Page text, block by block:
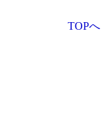
TOPへ